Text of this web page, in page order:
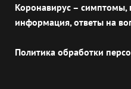
Коронавирус – симптомы,
информация, ответы на
Политика обработки